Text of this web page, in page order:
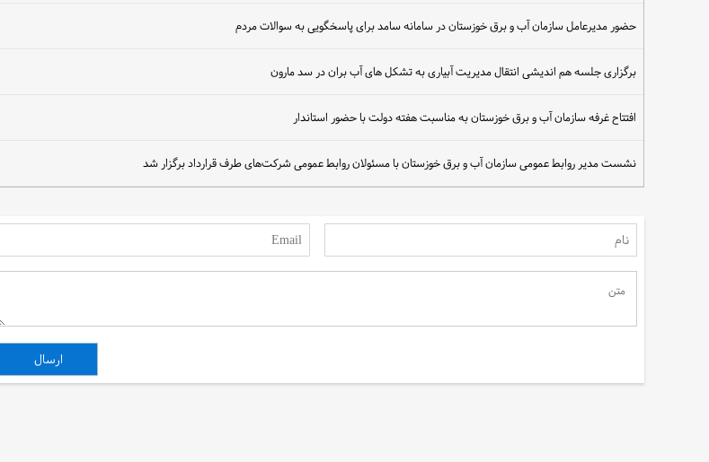
حضور مدیرعامل سازمان آب و برق خوزستان در سامانه سامد برای پاسخگویی به سوالات مردم
برگزاری جلسه هم اندیشی انتقال مدیریت آبیاری به تشکل های آب بران در سد مارون
افتتاح غرفه سازمان آب و برق خوزستان به مناسبت هفته دولت با حضور استاندار
نشست مدیر روابط عمومی سازمان آب و برق خوزستان با مسئولان روابط عمومی شرکت‌های طرف قرارداد برگزار شد